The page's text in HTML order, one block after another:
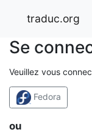
traduc.org
Se
Veuillez vous
Fedora
ou